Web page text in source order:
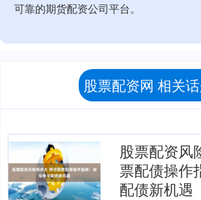
可靠的期货配资公司平台。
股票配资网 相关
股票配资风
票配债操作
配债新机遇